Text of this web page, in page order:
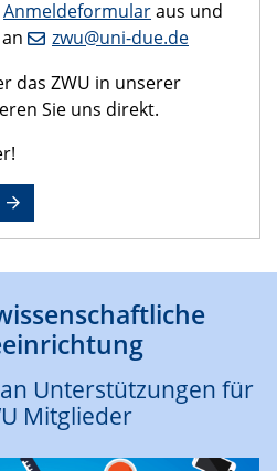
Anmeldeformularaus und
zwu@uni-due.de
das ZWU in unserer
Sie uns direkt.
Unterstützungen für
Mitglieder